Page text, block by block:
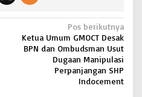
Pos berikutnya
Ketua Umum GMOCT Desak
BPN dan Ombudsman Usut
Dugaan Manipulasi
Perpanjangan SHP
Indocement